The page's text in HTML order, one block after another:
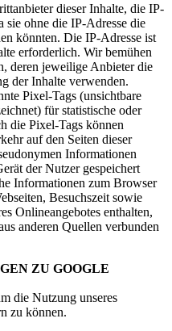
dieser Inhalte, die IP-
sie ohne die IP-Adresse die
könnten. Die IP-Adresse ist
erforderlich. Wir bemühen
deren jeweilige Anbieter die
der Inhalte verwenden.
Pixel-Tags (unsichtbare
für statistische oder
die Pixel-Tags können
auf den Seiten dieser
Informationen
der Nutzer gespeichert
Informationen zum Browser
Besuchszeit sowie
Onlineangebotes enthalten,
anderen Quellen verbunden
ZU GOOGLE
die Nutzung unseres
zu können.